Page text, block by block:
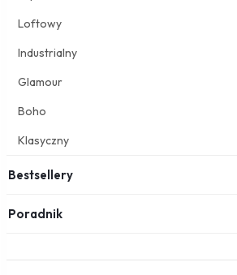
Loftowy
Industrialny
Glamour
Boho
Klasyczny
Bestsellery
Poradnik